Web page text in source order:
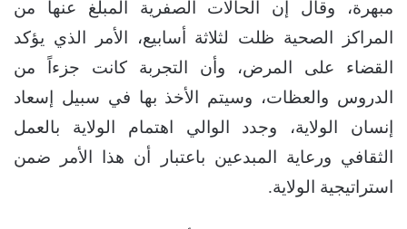
مبهرة، وقال إن الحالات الصفرية المبلغ عنها من
المراكز الصحية ظلت لثلاثة أسابيع، الأمر الذي يؤكد
القضاء على المرض، وأن التجربة كانت جزءاً من
الدروس والعظات، وسيتم الأخذ بها في سبيل إسعاد
إنسان الولاية، وجدد الوالي اهتمام الولاية بالعمل
الثقافي ورعاية المبدعين باعتبار أن هذا الأمر ضمن
استراتيجية الولاية.